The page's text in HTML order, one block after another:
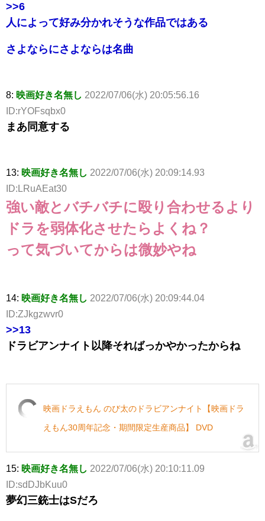
>>6
人によって好み分かれそうな作品ではある
さよならにさよならは名曲
8: 映画好き名無し 2022/07/06(水) 20:05:56.16
ID:rYOFsqbx0
まあ同意する
13: 映画好き名無し 2022/07/06(水) 20:09:14.93
ID:LRuAEat30
強い敵とバチバチに殴り合わせるより
ドラを弱体化させたらよくね？
って気づいてからは微妙やね
14: 映画好き名無し 2022/07/06(水) 20:09:44.04
ID:ZJkgzwvr0
>>13
ドラビアンナイト以降そればっかやかったからね
映画ドラえもん のび太のドラビアンナイト【映画ドラ
えもん30周年記念・期間限定生産商品】 DVD
15: 映画好き名無し 2022/07/06(水) 20:10:11.09
ID:sdDJbKuu0
夢幻三銃士はSだろ